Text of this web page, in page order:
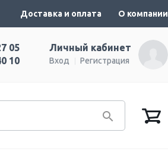
Доставка и оплата О компании
Личный кабинет
Вход Регистрация
05
10